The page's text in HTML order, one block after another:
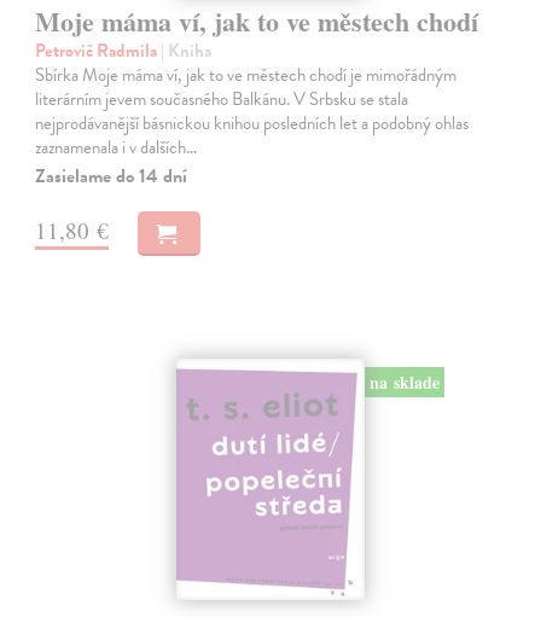
Moje máma ví, jak to ve městech chodí
Petrovič Radmila| Kniha
Sbírka Moje máma ví, jak to ve městech chodí je mimořádným
literárním jevem současného Balkánu. V Srbsku se stala
nejprodávanější básnickou knihou posledních let a podobný ohlas
zaznamenala i v dalších…
Zasielame do 14 dní
11,80 €
na sklade